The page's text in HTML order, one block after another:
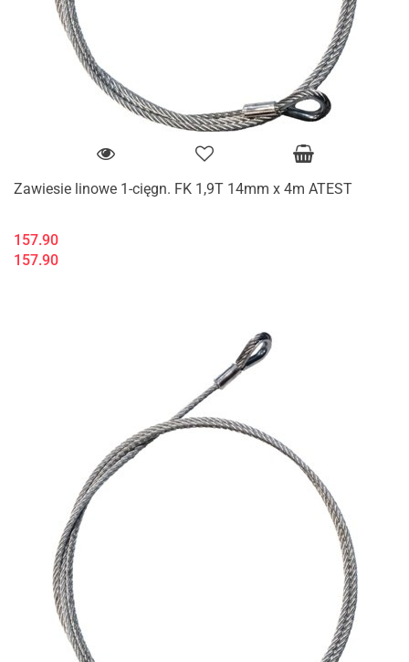
Zawiesie linowe 1-cięgn. FK 1,9T 14mm x 4m ATEST
157.90
157.90